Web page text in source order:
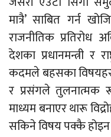
मात्रै’ साबित गर्न
राजनीतिक
देशका प्रधानमन्त्री र
कदमले बहसका
र प्रसंगले तुलनात्मक
माध्यम बनाएर थारू
सकिने विषय पक्कै होइन